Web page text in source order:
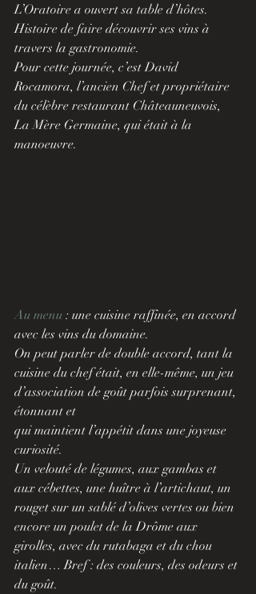
L’Oratoire a ouvert sa table d’hôtes.
Histoire de faire découvrir ses vins à
travers la gastronomie.
Pour cette journée, c’est David
Rocamora, l’ancien Chef et propriétaire
du célèbre restaurant Châteauneuvois,
La Mère Germaine, qui était à la
manoeuvre.
Au menu : une cuisine raffinée, en accord
avec les vins du domaine.
On peut parler de double accord, tant la
cuisine du chef était, en elle-même, un jeu
d’association de goût parfois surprenant,
étonnant et
qui maintient l’appétit dans une joyeuse
curiosité.
Un velouté de légumes, aux gambas et
aux cébettes, une huître à l’artichaut, un
rouget sur un sablé d’olives vertes ou bien
encore un poulet de la Drôme aux
girolles, avec du rutabaga et du chou
italien… Bref : des couleurs, des odeurs et
du goût.